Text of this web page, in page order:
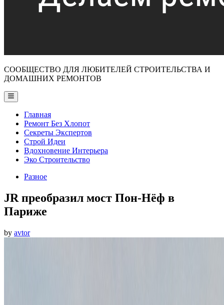
СООБЩЕСТВО ДЛЯ ЛЮБИТЕЛЕЙ СТРОИТЕЛЬСТВА И
ДОМАШНИХ РЕМОНТОВ
Main
Menu
Главная
Ремонт Без Хлопот
Секреты Экспертов
Строй Идеи
Вдохновение Интерьера
Эко Строительство
PostedРазное
JR преобразил мост Пон-Нёф в
Париже
by avtor